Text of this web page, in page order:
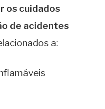
os cuidados
de acidentes
a: